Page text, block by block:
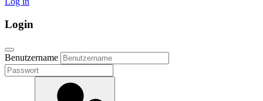
Login
Benutzername